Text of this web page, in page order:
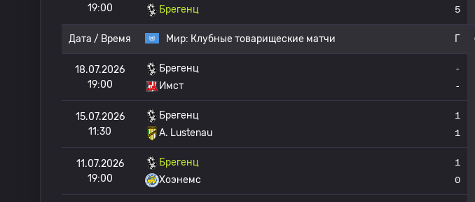
19:00
Брегенц
5
Дата / Время Мир: Клубные товарищеские матчи Г
18.07.2026
19:00
Брегенц
Имст
-
-
15.07.2026
11:30
Брегенц
A. Lustenau
1
1
11.07.2026
19:00
Брегенц
Хоэнемс
1
0